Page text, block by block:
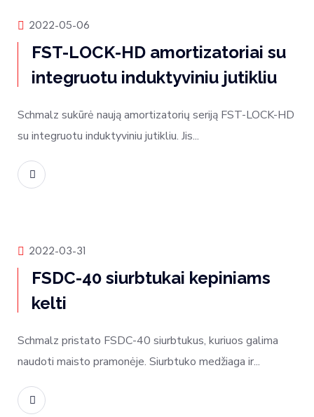
Produktų naujienos
2022-05-06
FST-LOCK-HD amortizatoriai su
integruotu induktyviniu jutikliu
Schmalz sukūrė naują amortizatorių seriją FST-LOCK-HD
su integruotu induktyviniu jutikliu. Jis...
Produktų naujienos
2022-03-31
FSDC-40 siurbtukai kepiniams
kelti
Schmalz pristato FSDC-40 siurbtukus, kuriuos galima
naudoti maisto pramonėje. Siurbtuko medžiaga ir...